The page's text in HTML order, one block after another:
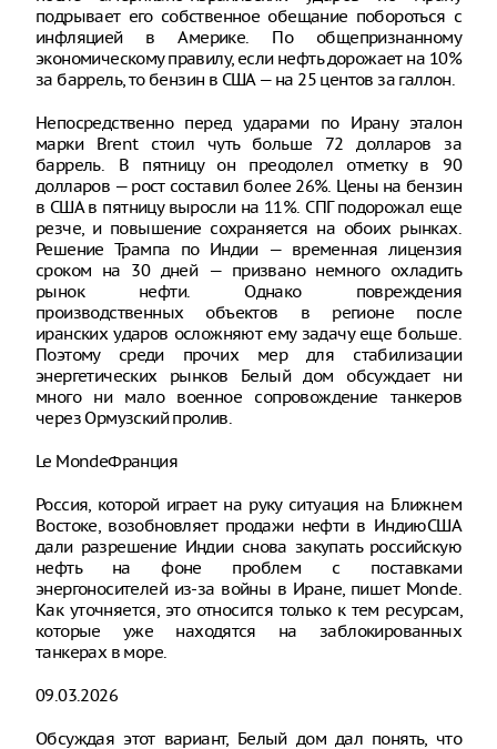
подрывает его собственное обещание побороться с
инфляцией в Америке. По общепризнанному
экономическому правилу, если нефть дорожает на 10%
за баррель, то бензин в США — на 25 центов за галлон.
Непосредственно перед ударами по Ирану эталон
марки Brent стоил чуть больше 72 долларов за
баррель. В пятницу он преодолел отметку в 90
долларов — рост составил более 26%. Цены на бензин
в США в пятницу выросли на 11%. СПГ подорожал еще
резче, и повышение сохраняется на обоих рынках.
Решение Трампа по Индии — временная лицензия
сроком на 30 дней — призвано немного охладить
рынок нефти. Однако повреждения
производственных объектов в регионе после
иранских ударов осложняют ему задачу еще больше.
Поэтому среди прочих мер для стабилизации
энергетических рынков Белый дом обсуждает ни
много ни мало военное сопровождение танкеров
через Ормузский пролив.
Le MondeФранция
Россия, которой играет на руку ситуация на Ближнем
Востоке, возобновляет продажи нефти в ИндиюСША
дали разрешение Индии снова закупать российскую
нефть на фоне проблем с поставками
энергоносителей из-за войны в Иране, пишет Monde.
Как уточняется, это относится только к тем ресурсам,
которые уже находятся на заблокированных
танкерах в море.
09.03.2026
Обсуждая этот вариант, Белый дом дал понять, что